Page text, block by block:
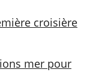
croisière
mer pour